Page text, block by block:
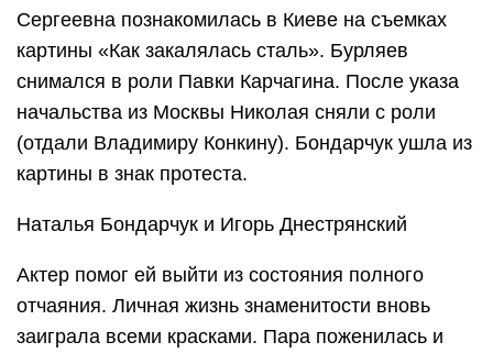
Сергеевна познакомилась в Киеве на съемках
картины «Как закалялась сталь». Бурляев
снимался в роли Павки Карчагина. После указа
начальства из Москвы Николая сняли с роли
(отдали Владимиру Конкину). Бондарчук ушла из
картины в знак протеста.
Наталья Бондарчук и Игорь Днестрянский
Актер помог ей выйти из состояния полного
отчаяния. Личная жизнь знаменитости вновь
заиграла всеми красками. Пара поженилась и